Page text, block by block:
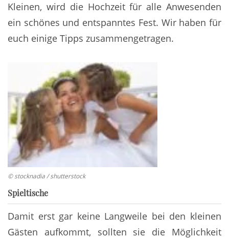
Kleinen, wird die Hochzeit für alle Anwesenden
ein schönes und entspanntes Fest. Wir haben für
euch einige Tipps zusammengetragen.
© stocknadia / shutterstock
Spieltische
Damit erst gar keine Langweile bei den kleinen
Gästen aufkommt, sollten sie die Möglichkeit